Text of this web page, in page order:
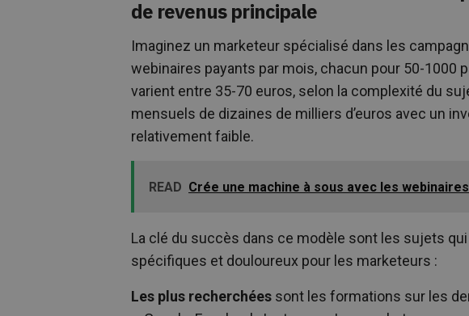
de revenus principale
Imaginez un marketeur spécialisé dans les
webinaires payants par mois, chacun pour 50-1000
varient entre 35-70 euros, selon la complexité du
mensuels de dizaines de milliers d’euros avec un
relativement faible.
READ Crée une machine à sous avec les
La clé du succès dans ce modèle sont les sujets
spécifiques et douloureux pour les marketeurs :
Les plus recherchées sont les formations sur les